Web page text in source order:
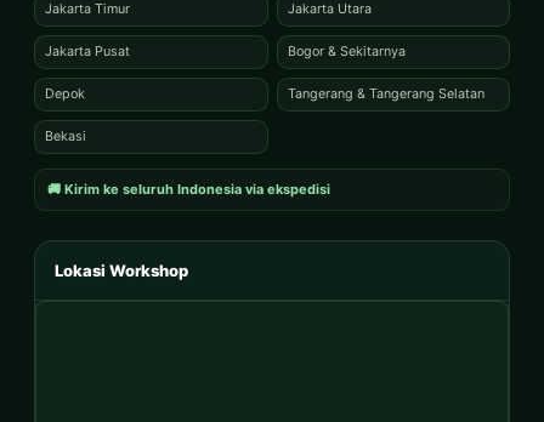
Jakarta Timur Jakarta Utara
Jakarta Pusat Bogor & Sekitarnya
Depok Tangerang & Tangerang Selatan
Bekasi
🚚 Kirim ke seluruh Indonesia via ekspedisi
Lokasi Workshop